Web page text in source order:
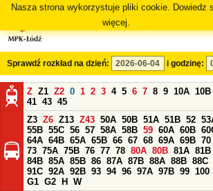
Nasza strona wykorzystuje pliki cookie. Dowiedz
więcej.
Sprawdź rozkład na dzień: i godzinę:
Z Z1 Z2 0 1 2 3 4 5 6 7 8 9 10A 10B
41 43 45
Z3 Z6 Z13 Z43 50A 50B 51A 51B 52
55B 55C 56 57 58A 58B 59 60A 60B
64A 64B 65A 65B 66 67 68 69A 69B 70
73 75A 75B 76 77 78 80A 80B 81A 81B
84B 85A 85B 86 87A 87B 88A 88B 88C
91C 92A 92B 93 94 96 97A 97B 99 100
G1 G2 H
W